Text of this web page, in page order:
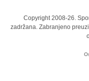
Copyright 2008-26.
zadržana. Zabranjeno